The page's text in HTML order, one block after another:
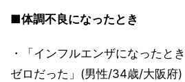
■体調不良になったとき
・「インフルエンザになったと
ゼロだった」(男性/34歳/大阪府)